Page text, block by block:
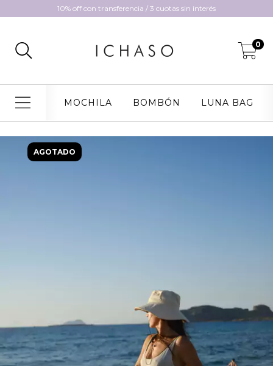
10% off con transferencia / 3 cuotas sin interés
0
MOCHILA BOMBÓN LUNA BAG
AGOTADO